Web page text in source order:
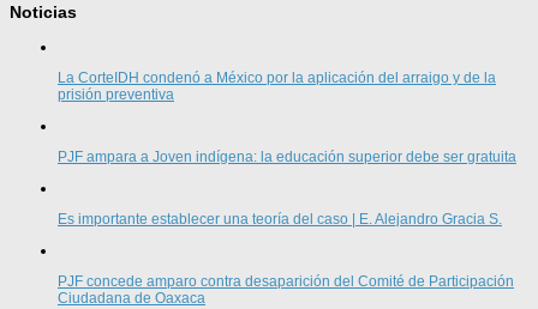
Noticias
La CorteIDH condenó a México por la aplicación del arraigo y de la
prisión preventiva
PJF ampara a Joven indígena: la educación superior debe ser gratuita
Es importante establecer una teoría del caso | E. Alejandro Gracia S.
PJF concede amparo contra desaparición del Comité de Participación
Ciudadana de Oaxaca